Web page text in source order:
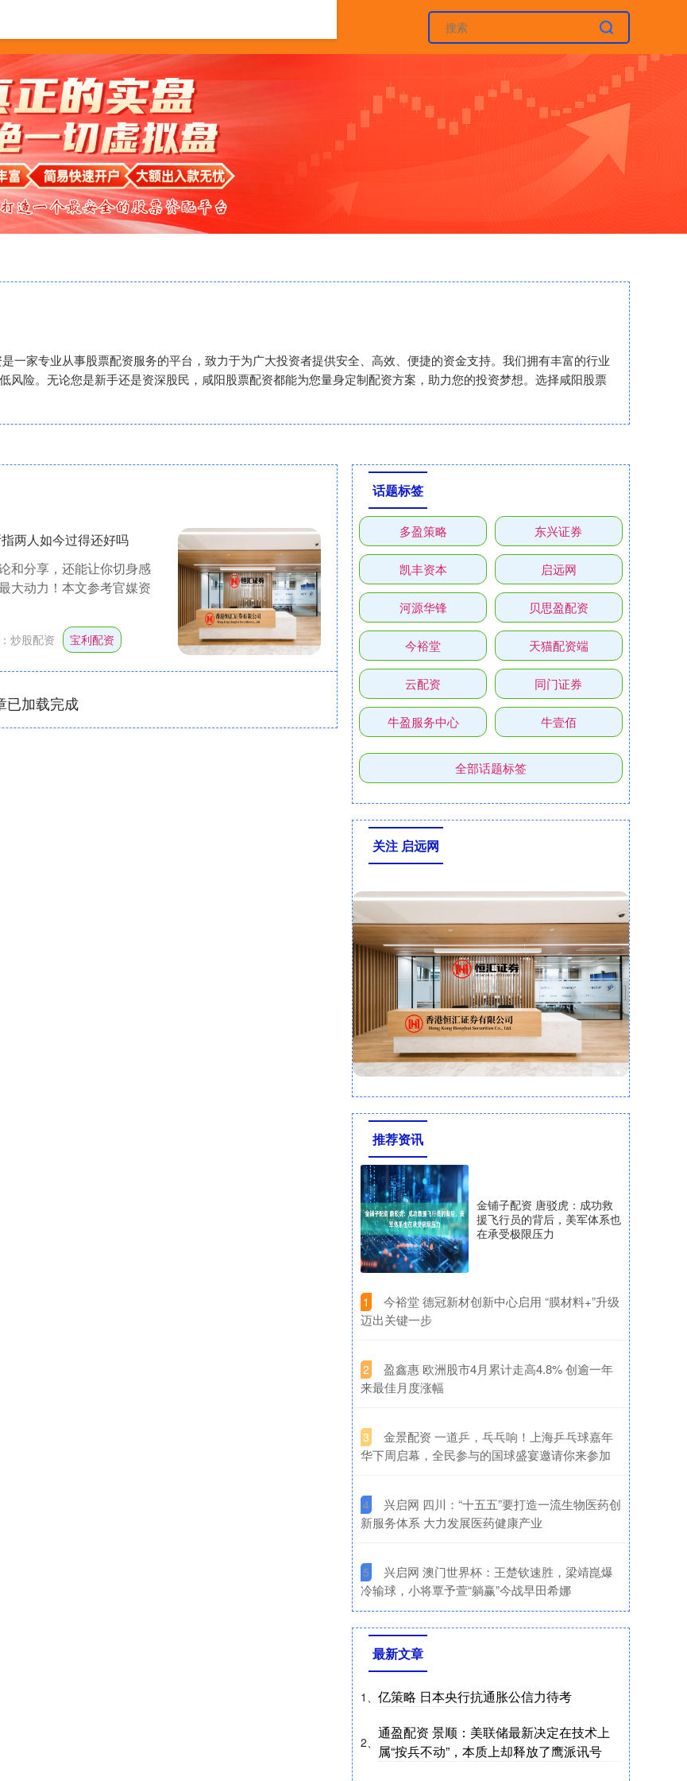
一家专业从事股票配资服务的平台，致力于为广大投资者提供安全、高效、便捷的资金支持。我们拥有丰富的行业
风险。无论您是新手还是资深股民，咸阳股票配资都能为您量身定制配资方案，助力您的投资梦想。选择咸阳股票
两人如今过得还好吗
和分享，还能让你切身感
大动力！本文参考官媒资
炒股配资 宝利配资
已加载完成
话题标签
多盈策略 东兴证券
凯丰资本 启远网
河源华锋 贝思盈配资
今裕堂 天猫配资端
云配资 同门证券
牛盈服务中心 牛壹佰
全部话题标签
关注 启远网
推荐资讯
金铺子配资 唐驳虎：成功救
援飞行员的背后，美军体系也
在承受极限压力
1
​今裕堂 德冠新材创新中心启用 “膜材料+”升级
迈出关键一步
2
​盈鑫惠 欧洲股市4月累计走高4.8% 创逾一年
来最佳月度涨幅
3
​金景配资 一道乒，乓乓响！上海乒乓球嘉年
华下周启幕，全民参与的国球盛宴邀请你来参加
4
​兴启网 四川：“十五五”要打造一流生物医药创
新服务体系 大力发展医药健康产业
5
​兴启网 澳门世界杯：王楚钦速胜，梁靖崑爆
冷输球，小将覃予萱“躺赢”今战早田希娜
最新文章
1、 亿策略 日本央行抗通胀公信力待考
2、
通盈配资 景顺：美联储最新决定在技术上
属“按兵不动”，本质上却释放了鹰派讯号